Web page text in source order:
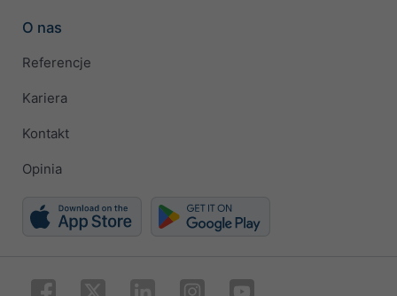
O nas
Referencje
Kariera
Kontakt
Opinia